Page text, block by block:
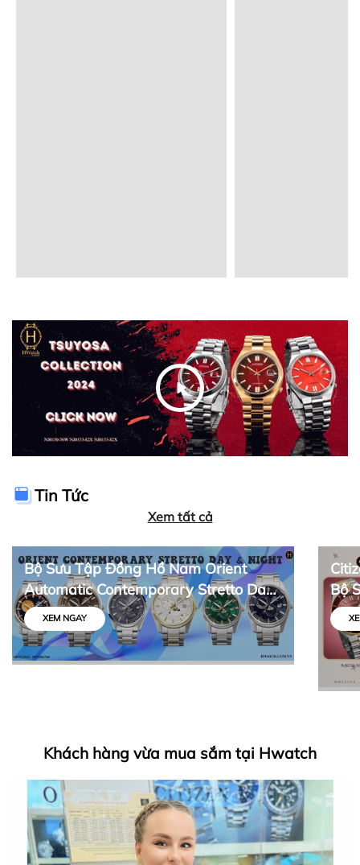
Tin Tức
Xem tất cả
Bộ Sưu Tập Đồng Hồ Nam Orient
Automatic Contemporary Stretto Day
& Night
XEM NGAY
Bộ
Khách hàng vừa mua sắm tại Hwatch